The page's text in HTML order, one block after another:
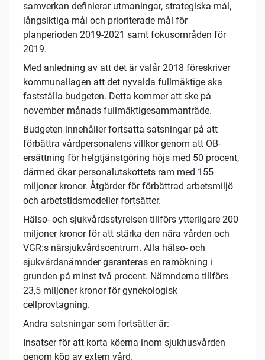
samverkan definierar utmaningar, strategiska mål,
långsiktiga mål och prioriterade mål för
planperioden 2019-2021 samt fokusområden för
2019.
Med anledning av att det är valår 2018 föreskriver
kommunallagen att det nyvalda fullmäktige ska
fastställa budgeten. Detta kommer att ske på
november månads fullmäktigesammanträde.
Budgeten innehåller fortsatta satsningar på att
förbättra vårdpersonalens villkor genom att OB-
ersättning för helgtjänstgöring höjs med 50 procent,
därmed ökar personalutskottets ram med 155
miljoner kronor. Åtgärder för förbättrad arbetsmiljö
och arbetstidsmodeller fortsätter.
Hälso- och sjukvårdsstyrelsen tillförs ytterligare 200
miljoner kronor för att stärka den nära vården och
VGR:s närsjukvårdscentrum. Alla hälso- och
sjukvårdsnämnder garanteras en ramökning i
grunden på minst två procent. Nämnderna tillförs
23,5 miljoner kronor för gynekologisk
cellprovtagning.
Andra satsningar som fortsätter är:
Insatser för att korta köerna inom sjukhusvården
genom köp av extern vård.